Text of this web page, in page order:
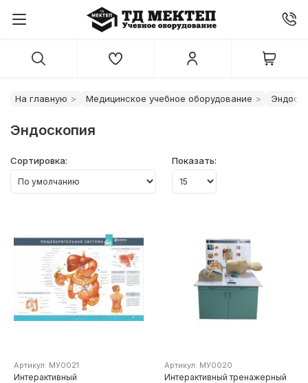
На главную Медицинское учебное оборудование
Эндоскопия
Сортировка: Показать:
Артикул: МУ0021
Интерактивный
Артикул: МУ0020
Интерактивный тренажерный